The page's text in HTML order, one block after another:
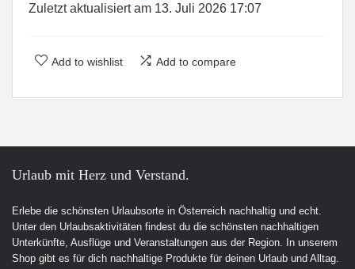
Zuletzt aktualisiert am 13. Juli 2026 17:07
Add to wishlist Add to compare
Urlaub mit Herz und Verstand.
Erlebe die schönsten Urlaubsorte in Österreich nachhaltig und echt.
Unter den Urlaubsaktivitäten findest du die schönsten nachhaltigen
Unterkünfte, Ausflüge und Veranstaltungen aus der Region. In unserem
Shop gibt es für dich nachhaltige Produkte für deinen Urlaub und Alltag.